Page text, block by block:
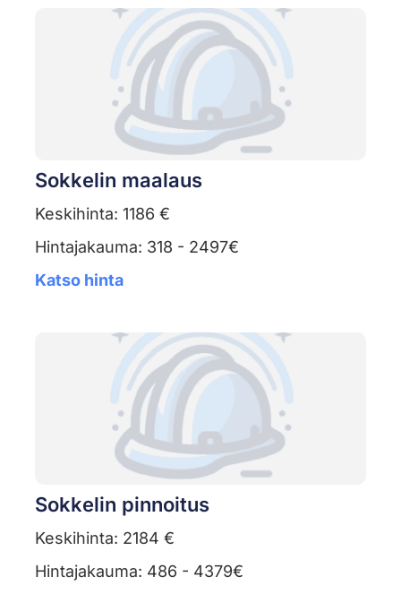
Sokkelin maalaus
Keskihinta: 1186 €
Hintajakauma: 318 - 2497€
Katso hinta
Sokkelin pinnoitus
Keskihinta: 2184 €
Hintajakauma: 486 - 4379€